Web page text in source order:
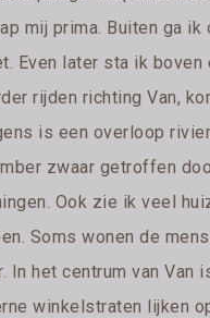
mij prima. Buiten ga ik
Even later sta ik boven
rijden richting Van,
is een overloop
zwaar getroffen
Ook zie ik veel
Soms wonen de
het centrum van Van
winkelstraten lijken